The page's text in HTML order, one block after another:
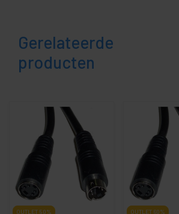
Gerelateerde
producten
OUTLET 50% OUTLET 60%